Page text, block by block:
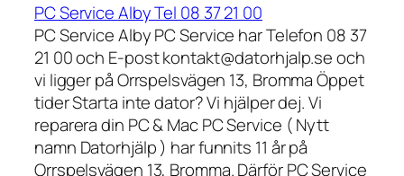
PC Service Alby Tel 08 37 21 00
PC Service Alby PC Service har Telefon 08 37
21 00 och E-post kontakt@datorhjalp.se och
vi ligger på Orrspelsvägen 13, Bromma Öppet
tider Starta inte dator? Vi hjälper dej. Vi
reparera din PC & Mac PC Service ( Nytt
namn Datorhjälp ) har funnits 11 år på
Orrspelsvägen 13, Bromma. Därför PC Service